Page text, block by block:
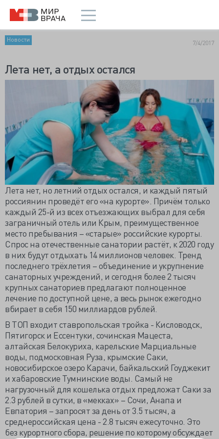
Новости 7/4/2017
Лета нет, а отдых остался
Лета нет, но летний отдых остался, и каждый пятый
россиянин проведёт его «на курорте». Причём только
каждый 25-й из всех отъезжающих выбрал для себя
заграничный отель или Крым, преимущественное
место пребывания – «старые» российские курорты.
Спрос на отечественные санатории растёт, к 2020 году
в них будут отдыхать 14 миллионов человек. Тренд
последнего трёхлетия – объединение и укрупнение
санаторных учреждений, и сегодня более 2 тысяч
крупных санаториев предлагают полноценное
лечение по доступной цене, а весь рынок ежегодно
вбирает в себя 150 миллиардов рублей.
В ТОП входит ставропольская тройка - Кисловодск,
Пятигорск и Ессентуки, сочинская Мацеста,
алтайская Белокуриха, карельские Марциальные
воды, подмосковная Руза, крымские Саки,
новосибирское озеро Карачи, байкальский Гоуджекит
и хабаровские Тумнинские воды. Самый не
нагрузочный для кошелька отдых предложат Саки за
2.3 рублей в сутки, в «мекках» – Сочи, Анапа и
Евпатория – запросят за день от 3.5 тысяч, а
среднероссийская цена - 2.8 тысяч ежесуточно. Это
без курортного сбора, решение по которому обсуждает